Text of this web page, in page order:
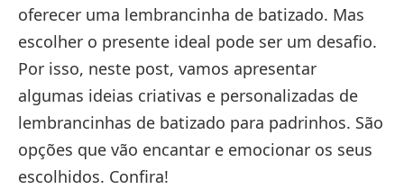
oferecer uma lembrancinha de batizado. Mas
escolher o presente ideal pode ser um desafio.
Por isso, neste post, vamos apresentar
algumas ideias criativas e personalizadas de
lembrancinhas de batizado para padrinhos. São
opções que vão encantar e emocionar os seus
escolhidos. Confira!